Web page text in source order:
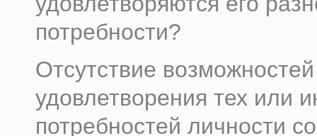
потребности?
Отсутствие возможностей
удовлетворения тех или
потребностей личности